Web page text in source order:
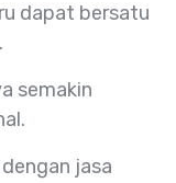
dapat bersatu
semakin
jasa